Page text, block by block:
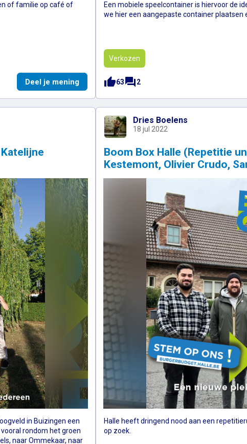
of familie op café of
Deel je meningToegankelijk Halle (Sanne Ghuys, Mirella
Een mobiele speelcontainer is hiervoor de
we hier een aangepaste container plaatsen
Verkozen
thumb_up63forum2
in Buizingen een
rondom het groen
naar Ommekaar, naar
Dries Boelens
18 jul 2022
Boom Box Halle (Repetitie
Kestemont, Olivier Crudo,
Halle heeft dringend nood aan een
op zoek.